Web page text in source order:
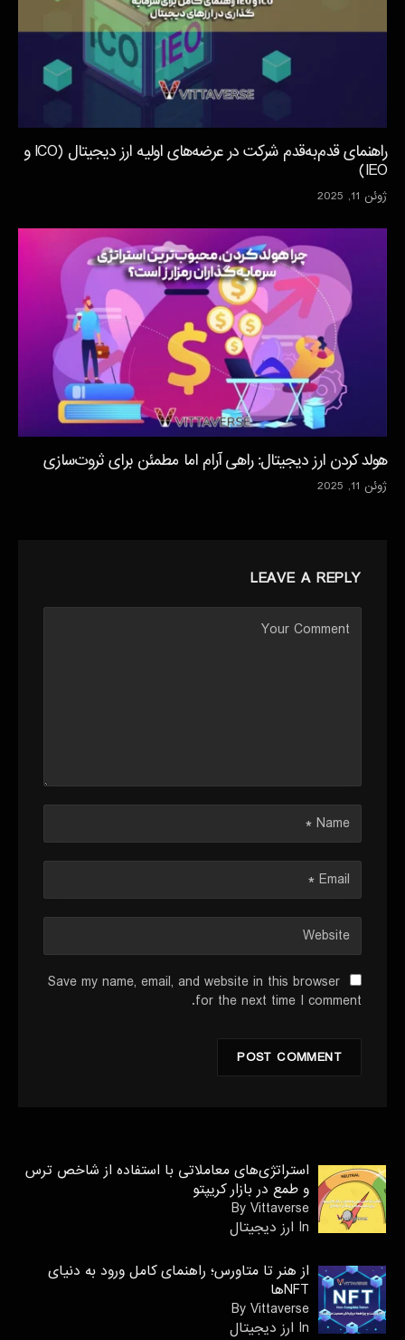
راهنمای قدم‌به‌قدم شرکت در عرضه‌های اولیه ارز دیجیتال (ICO و
IEO)
ژوئن 11, 2025
هولد کردن ارز دیجیتال: راهی آرام اما مطمئن برای ثروت‌سازی
ژوئن 11, 2025
LEAVE A REPLY
Save my name, email, and website in this browser
for the next time I comment.
استراتژی‌های معاملاتی با استفاده از شاخص ترس
و طمع در بازار کریپتو
By Vittaverse
In ارز دیجیتال
از هنر تا متاورس؛ راهنمای کامل ورود به دنیای
NFTها
By Vittaverse
In ارز دیجیتال